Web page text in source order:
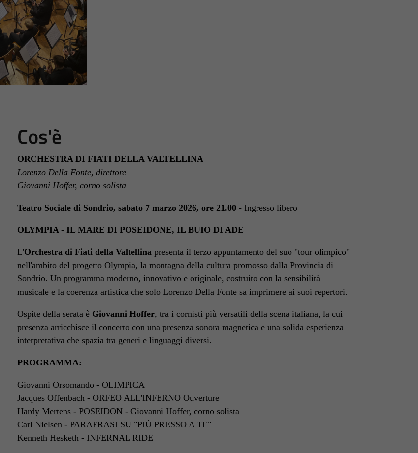
Cos'è
ORCHESTRA DI FIATI DELLA VALTELLINA
Lorenzo Della Fonte, direttore
Giovanni Hoffer, corno solista
Teatro Sociale di Sondrio, sabato 7 marzo 2026, ore 21.00 -Ingresso libero
OLYMPIA - IL MARE DI POSEIDONE, IL BUIO DI ADE
L'Orchestra di Fiati della Valtellina presenta il terzo appuntamento del suo "tour olimpico"
nell'ambito del progetto Olympia, la montagna della cultura promosso dalla Provincia di
Sondrio. Un programma moderno, innovativo e originale, costruito con la sensibilità
musicale e la coerenza artistica che solo Lorenzo Della Fonte sa imprimere ai suoi repertori.
Ospite della serata è Giovanni Hoffer, tra i cornisti più versatili della scena italiana, la cui
presenza arricchisce il concerto con una presenza sonora magnetica e una solida esperienza
interpretativa che spazia tra generi e linguaggi diversi.
PROGRAMMA:
Giovanni Orsomando - OLIMPICA
Jacques Offenbach - ORFEO ALL'INFERNO Ouverture
Hardy Mertens - POSEIDON - Giovanni Hoffer, corno solista
Carl Nielsen - PARAFRASI SU "PIÙ PRESSO A TE"
Kenneth Hesketh - INFERNAL RIDE